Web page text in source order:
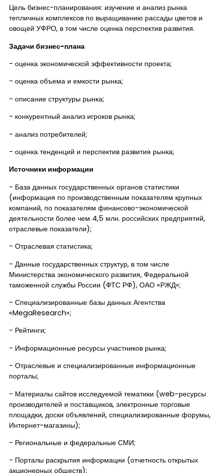
Цель бизнес-планирования: изучение и анализ рынка
тепличных комплексов по выращиванию рассады цветов и
овощей УФРО, в том числе оценка перспектив развития.
Задачи бизнес-плана
- оценка экономической эффективности проекта;
- оценка объема и емкости рынка;
- описание структуры рынка;
- конкурентный анализ игроков рынка;
- анализ потребителей;
- оценка тенденций и перспектив развития рынка;
Источники информации
- База данных государственных органов статистики
(информация по производственным показателям крупных
компаний, по показателям финансово-экономической
деятельности более чем 4,5 млн. российских предприятий,
отраслевые показатели);
- Отраслевая статистика;
- Данные государственных структур, в том числе
Министерства экономического развития, Федеральной
таможенной службы России (ФТС РФ), ОАО «РЖД»;
- Специализированные базы данных Агентства
«MegaResearch»;
- Рейтинги;
- Информационные ресурсы участников рынка;
- Отраслевые и специализированные информационные
порталы;
- Материалы сайтов исследуемой тематики (web-ресурсы
производителей и поставщиков, электронные торговые
площадки, доски объявлений, специализированные форумы,
Интернет-магазины);
- Региональные и федеральные СМИ;
- Порталы раскрытия информации (отчетность открытых
акционерных обществ);